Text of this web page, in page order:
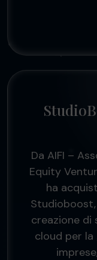
Da AIFI –
Equity
ha
creazione di
cloud per